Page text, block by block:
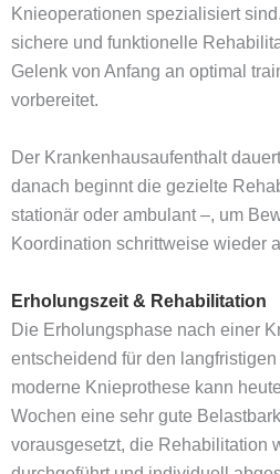
Knieoperationen spezialisiert
sichere und funktionelle
Gelenk von Anfang an optimal
vorbereitet.
Der Krankenhausaufenthalt
danach beginnt die gezielte
stationär oder ambulant –, um
Koordination schrittweise wieder
Erholungszeit & Rehabilitation
Die Erholungsphase nach einer
entscheidend für den
moderne Knieprothese kann
Wochen eine sehr gute
vorausgesetzt, die Rehabilitation